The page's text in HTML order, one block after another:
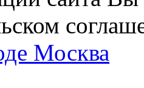
Москва